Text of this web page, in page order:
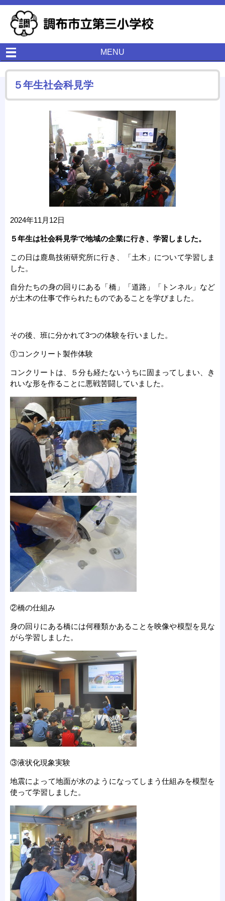
MENU
５年生社会科見学
2024年11月12日
５年生は社会科見学で地域の企業に行き、学習しました。
この日は鹿島技術研究所に行き、「土木」について学習しま
した。
自分たちの身の回りにある「橋」「道路」「トンネル」など
が土木の仕事で作られたものであることを学びました。
その後、班に分かれて3つの体験を行いました。
①コンクリート製作体験
コンクリートは、５分も経たないうちに固まってしまい、き
れいな形を作ることに悪戦苦闘していました。
②橋の仕組み
身の回りにある橋には何種類かあることを映像や模型を見な
がら学習しました。
③液状化現象実験
地震によって地面が水のようになってしまう仕組みを模型を
使って学習しました。